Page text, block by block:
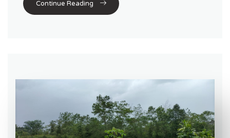
Continue Reading